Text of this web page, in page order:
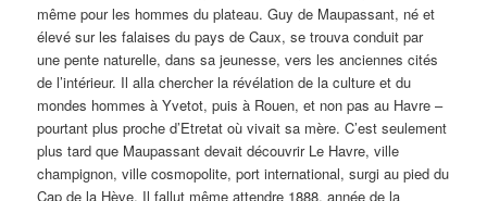
même pour les hommes du plateau. Guy de Maupassant, né et
élevé sur les falaises du pays de Caux, se trouva conduit par
une pente naturelle, dans sa jeunesse, vers les anciennes cités
de l’intérieur. Il alla chercher la révélation de la culture et du
mondes hommes à Yvetot, puis à Rouen, et non pas au Havre –
pourtant plus proche d’Etretat où vivait sa mère. C’est seulement
plus tard que Maupassant devait découvrir Le Havre, ville
champignon, ville cosmopolite, port international, surgi au pied du
Cap de la Hève. Il fallut même attendre 1888, année de la